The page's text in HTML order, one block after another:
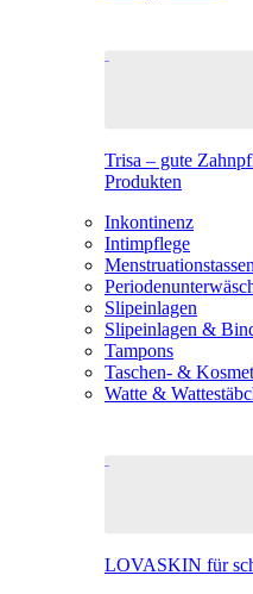
Trisa – gute
Produkten
Inkontinenz
Intimpflege
Slipeinlagen
Slipeinlagen &
Tampons
Taschen- &
Watte &
LOVASKIN für